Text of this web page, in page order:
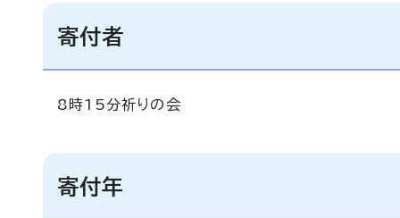
寄付者
8時15分祈りの会
寄付年